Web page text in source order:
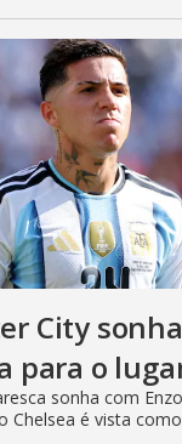
City
para o
sonha com
Chelsea é vista